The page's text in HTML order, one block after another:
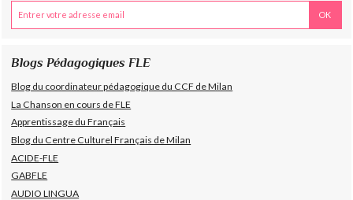
Blogs Pédagogiques FLE
Blog du coordinateur pédagogique du CCF de Milan
La Chanson en cours de FLE
Apprentissage du Français
Blog du Centre Culturel Français de Milan
ACIDE-FLE
GABFLE
AUDIO LINGUA